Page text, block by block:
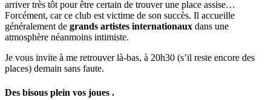
arriver très tôt pour être certain de trouver une place assise…
Forcément, car ce club est victime de son succès. Il accueille
généralement de grands artistes internationaux dans une
atmosphère néanmoins intimiste.
Je vous invite à me retrouver là-bas, à 20h30 (s’il reste encore des
places) demain sans faute.
Des bisous plein vos joues .